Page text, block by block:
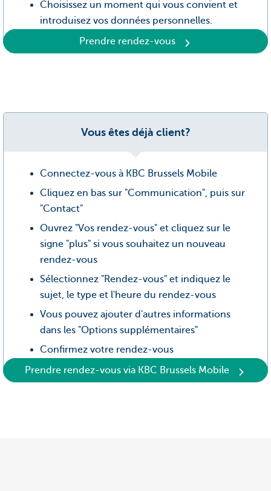
Choisissez un moment qui vous convient et
introduisez vos données personnelles.
Prendre rendez-vous
Vous êtes déjà client?
Connectez-vous à KBC Brussels Mobile
Cliquez en bas sur "Communication", puis sur
"Contact"
Ouvrez "Vos rendez-vous" et cliquez sur le
signe "plus" si vous souhaitez un nouveau
rendez-vous
Sélectionnez "Rendez-vous" et indiquez le
sujet, le type et l'heure du rendez-vous
Vous pouvez ajouter d'autres informations
dans les "Options supplémentaires"
Confirmez votre rendez-vous
Prendre rendez-vous via KBC Brussels Mobile